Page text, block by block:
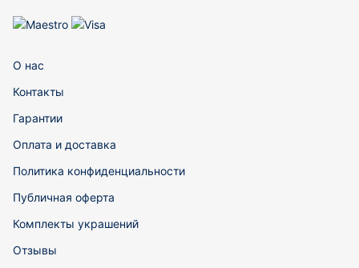
О нас
Контакты
Гарантии
Оплата и доставка
Политика конфиденциальности
Публичная оферта
Комплекты украшений
Отзывы